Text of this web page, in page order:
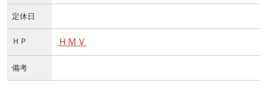
定休日
ＨＰ ＨＭＶ
備考